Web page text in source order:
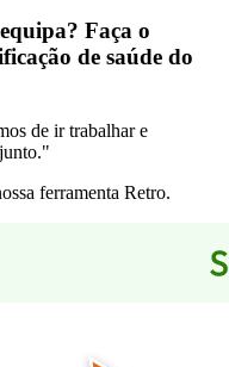
Faça o
de saúde do
de ir trabalhar e
ferramenta Retro.